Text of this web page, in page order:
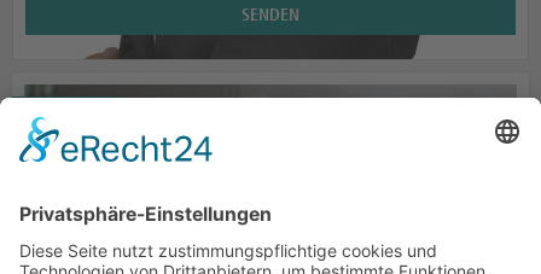
AUFBAUTEN
GRÜNHAGE AUTOMOTIVE
BEI WIND UND WETTER GESCHÜTZT
ZUM PRODUKT